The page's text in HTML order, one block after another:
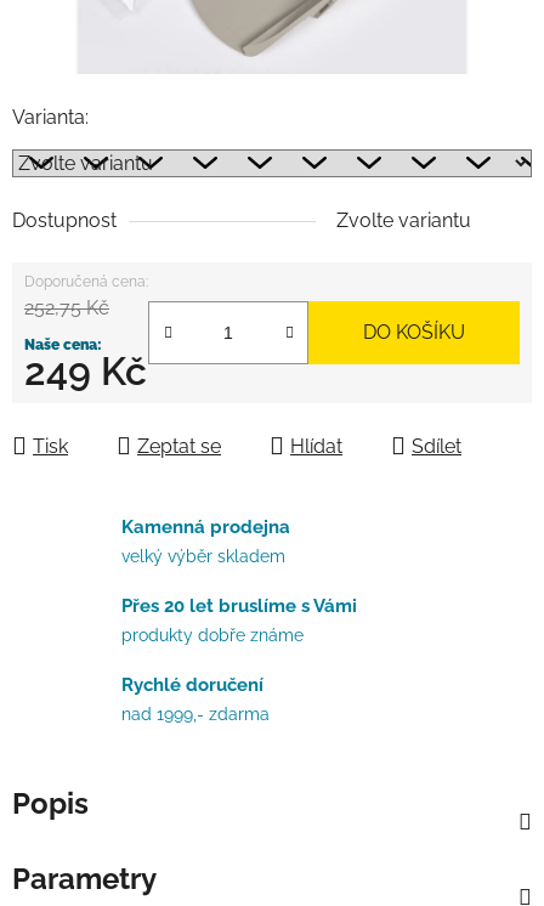
Varianta:
Dostupnost Zvolte variantu
252,75 Kč
249 Kč
DO KOŠÍKU
Tisk Zeptat se Hlídat Sdílet
Kamenná prodejna
velký výběr skladem
Přes 20 let bruslíme s Vámi
produkty dobře známe
Rychlé doručení
nad 1999,- zdarma
Popis
Parametry